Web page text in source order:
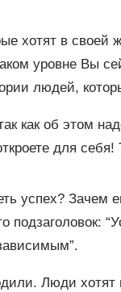
хотят в своей
уровне Вы
людей,
как об этом
для себя!
успех? Зачем
Люди